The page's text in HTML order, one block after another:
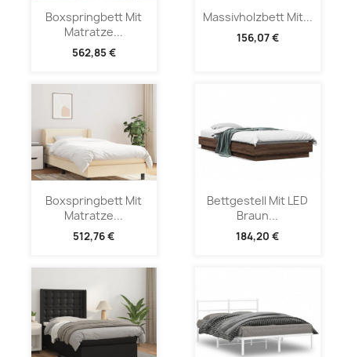
Boxspringbett Mit
Matratze...
562,85 €
Massivholzbett Mit...
156,07 €
Boxspringbett Mit
Matratze...
512,76 €
Bettgestell Mit LED
Braun...
184,20 €